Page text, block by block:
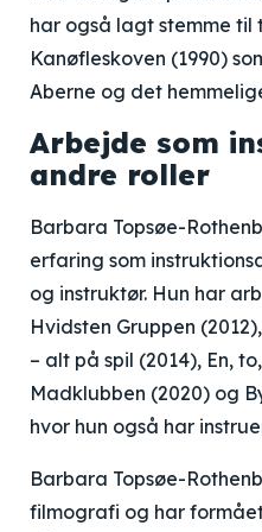
har også lagt stemme til
Kanøfleskoven (1990)
Aberne og det
Arbejde som
andre roller
Barbara Topsøe-
erfaring som
og instruktør. Hun har
Hvidsten Gruppen
– alt på spil (2014), En,
Madklubben (2020) og
hvor hun også har
Barbara Topsøe-
filmografi og har